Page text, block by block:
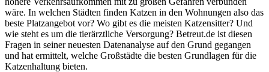
wäre. In welchen Städten finden Katzen in den Wohnungen also das
beste Platzangebot vor? Wo gibt es die meisten Katzensitter? Und
wie steht es um die tierärztliche Versorgung? Betreut.de ist diesen
Fragen in seiner neuesten Datenanalyse auf den Grund gegangen
und hat ermittelt, welche Großstädte die besten Grundlagen für die
Katzenhaltung bieten.